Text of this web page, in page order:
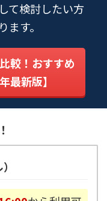
て検討したい方
す。
較！おすすめ
最新版】